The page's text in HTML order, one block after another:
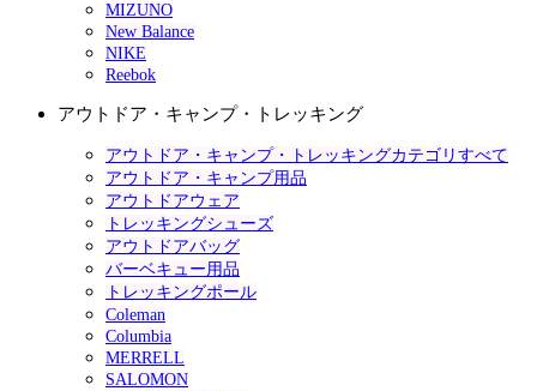
MIZUNO
New Balance
NIKE
Reebok
アウトドア・キャンプ・トレッキング
アウトドア・キャンプ・トレッキングカテゴリすべて
アウトドア・キャンプ用品
アウトドアウェア
トレッキングシューズ
アウトドアバッグ
バーベキュー用品
トレッキングポール
Coleman
Columbia
MERRELL
SALOMON